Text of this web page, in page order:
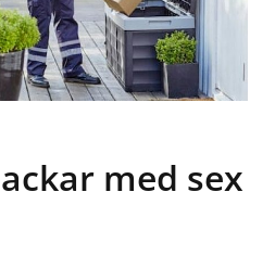
med sex